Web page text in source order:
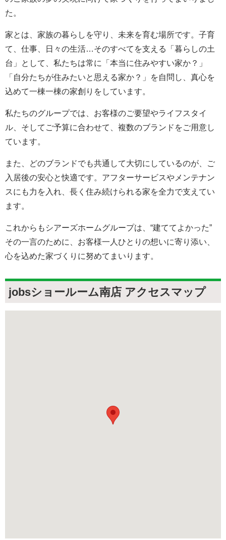
た。
家とは、家族の暮らしを守り、未来を育む場所です。子育
て、仕事、日々の生活…そのすべてを支える「暮らしの土
台」として、私たちは常に「本当に住みやすい家か？」
「自分たちが住みたいと思える家か？」を自問し、真心を
込めて一棟一棟の家創りをしています。
私たちのグループでは、お客様のご要望やライフスタイ
ル、そしてご予算に合わせて、複数のブランドをご用意し
ています。
また、どのブランドでも共通して大切にしているのが、ご
入居後の安心と快適です。アフターサービスやメンテナン
スにも力を入れ、長く住み続けられる家を全力で支えてい
ます。
これからもシアーズホームグループは、“建ててよかった”
その一言のために、お客様一人ひとりの想いに寄り添い、
心を込めた家づくりに努めてまいります。
jobsショールーム南店 アクセスマップ